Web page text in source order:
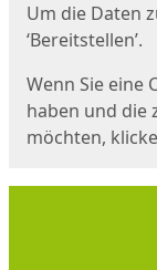
Um die Daten
‘Bereitstellen’.
Wenn Sie eine
haben und die
möchten,